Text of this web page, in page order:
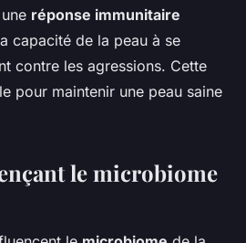
réponse immunitaire
capacité de la peau à se
contre les agressions. Cette
pour maintenir une peau saine
le microbiome